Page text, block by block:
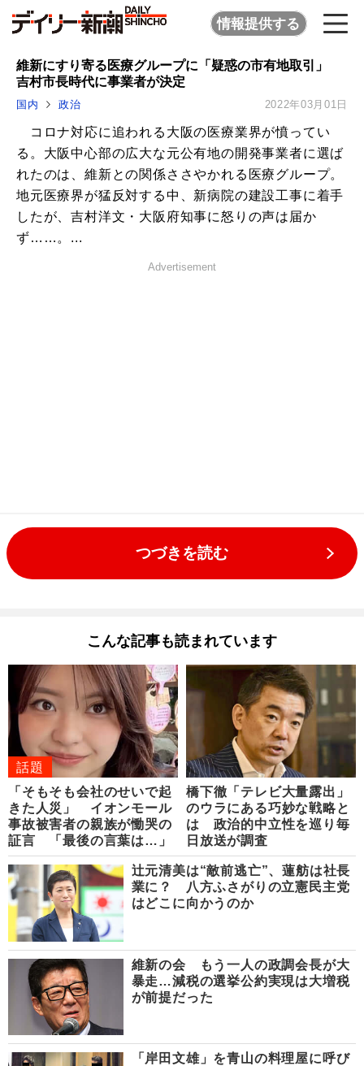
情報提供する
維新にすり寄る医療グループに「疑惑の市有地取引」
吉村市長時代に事業者が決定
国内 政治 2022年03月01日
コロナ対応に追われる大阪の医療業界が憤ってい
る。大阪中心部の広大な元公有地の開発事業者に選ば
れたのは、維新との関係ささやかれる医療グループ。
地元医療界が猛反対する中、新病院の建設工事に着手
したが、吉村洋文・大阪府知事に怒りの声は届か
ず……。...
Advertisement
つづきを読む
こんな記事も読まれています
話題
「そもそも会社のせいで起
きた人災」 イオンモール
事故被害者の親族が慟哭の
証言 「最後の言葉は…」
橋下徹「テレビ大量露出」
のウラにある巧妙な戦略と
は 政治的中立性を巡り毎
日放送が調査
辻元清美は“敵前逃亡”、蓮舫は社長
業に？ 八方ふさがりの立憲民主党
はどこに向かうのか
維新の会 もう一人の政調会長が大
暴走…減税の選挙公約実現は大増税
が前提だった
「岸田文雄」を青山の料理屋に呼び